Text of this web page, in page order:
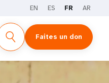
EN ES FR AR
Faites un don